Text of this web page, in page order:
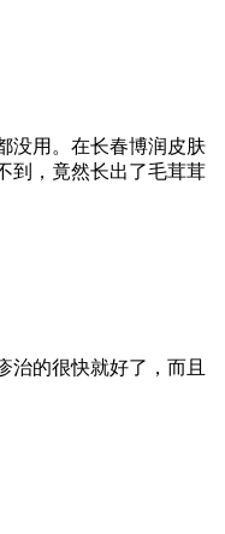
没用。在长春博润皮肤
到，竟然长出了毛茸茸
治的很快就好了，而且